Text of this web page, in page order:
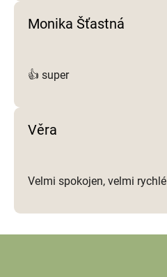
Monika Šťastná
👍 super
Věra
Velmi spokojen, velmi rychlé